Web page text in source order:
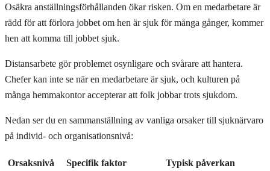
Osäkra anställningsförhållanden ökar risken. Om en medarbetare är
rädd för att förlora jobbet om hen är sjuk för många gånger, kommer
hen att komma till jobbet sjuk.
Distansarbete gör problemet osynligare och svårare att hantera.
Chefer kan inte se när en medarbetare är sjuk, och kulturen på
många hemmakontor accepterar att folk jobbar trots sjukdom.
Nedan ser du en sammanställning av vanliga orsaker till sjuknärvaro
på individ- och organisationsnivå:
Orsaksnivå Specifik faktor Typisk påverkan